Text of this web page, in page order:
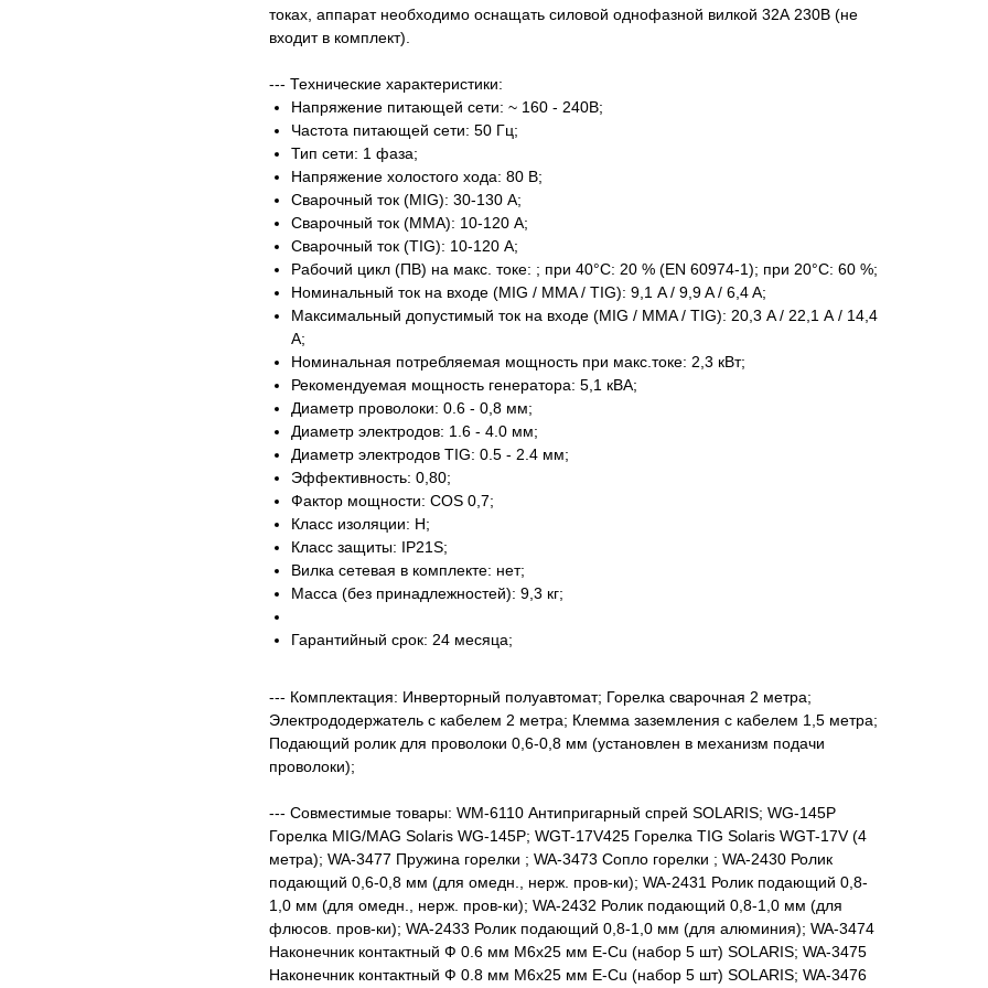
токах, аппарат необходимо оснащать силовой однофазной вилкой 32А 230В (не
входит в комплект).
--- Технические характеристики:
Напряжение питающей сети: ~ 160 - 240В;
Частота питающей сети: 50 Гц;
Тип сети: 1 фаза;
Напряжение холостого хода: 80 В;
Сварочный ток (MIG): 30-130 A;
Сварочный ток (MMA): 10-120 A;
Сварочный ток (TIG): 10-120 A;
Рабочий цикл (ПВ) на макс. токе: ; при 40°С: 20 % (EN 60974-1); при 20°С: 60 %;
Номинальный ток на входе (MIG / MMA / TIG): 9,1 A / 9,9 A / 6,4 A;
Максимальный допустимый ток на входе (MIG / MMA / TIG): 20,3 A / 22,1 А / 14,4
A;
Номинальная потребляемая мощность при макс.токе: 2,3 кВт;
Рекомендуемая мощность генератора: 5,1 кВА;
Диаметр проволоки: 0.6 - 0,8 мм;
Диаметр электродов: 1.6 - 4.0 мм;
Диаметр электродов TIG: 0.5 - 2.4 мм;
Эффективность: 0,80;
Фактор мощности: COS 0,7;
Класс изоляции: H;
Класс защиты: IP21S;
Вилка сетевая в комплекте: нет;
Масса (без принадлежностей): 9,3 кг;
Гарантийный срок: 24 месяца;
--- Комплектация: Инверторный полуавтомат; Горелка сварочная 2 метра;
Электрододержатель с кабелем 2 метра; Клемма заземления с кабелем 1,5 метра;
Подающий ролик для проволоки 0,6-0,8 мм (установлен в механизм подачи
проволоки);
--- Совместимые товары: WM-6110 Антипригарный спрей SOLARIS; WG-145P
Горелка MIG/MAG Solaris WG-145P; WGT-17V425 Горелка TIG Solaris WGT-17V (4
метра); WA-3477 Пружина горелки ; WA-3473 Сопло горелки ; WA-2430 Ролик
подающий 0,6-0,8 мм (для омедн., нерж. пров-ки); WA-2431 Ролик подающий 0,8-
1,0 мм (для омедн., нерж. пров-ки); WA-2432 Ролик подающий 0,8-1,0 мм (для
флюсов. пров-ки); WA-2433 Ролик подающий 0,8-1,0 мм (для алюминия); WA-3474
Наконечник контактный Ф 0.6 мм M6х25 мм E-Cu (набор 5 шт) SOLARIS; WA-3475
Наконечник контактный Ф 0.8 мм M6х25 мм E-Cu (набор 5 шт) SOLARIS; WA-3476